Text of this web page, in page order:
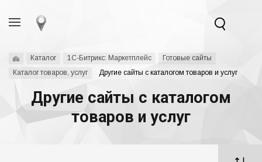
Каталог 1С-Битрикс: Маркетплейс
Готовые сайты
Каталог товаров, услуг
Другие сайты с каталогом товаров и услуг
Другие сайты с каталогом
товаров и услуг